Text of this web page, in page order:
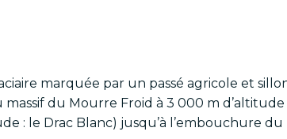
marquée par un passé agricole et
du Mourre Froid à 3 000 m
: le Drac Blanc) jusqu’à l’embouchure